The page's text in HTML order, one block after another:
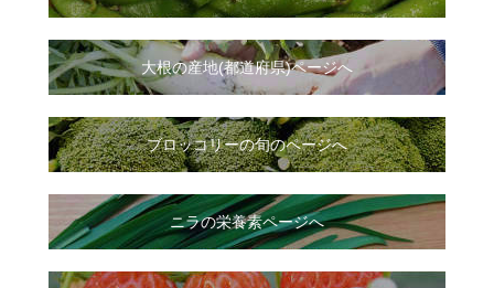
大根の産地(都道府県)ページへ
ブロッコリーの旬のページへ
ニラの栄養素ページへ